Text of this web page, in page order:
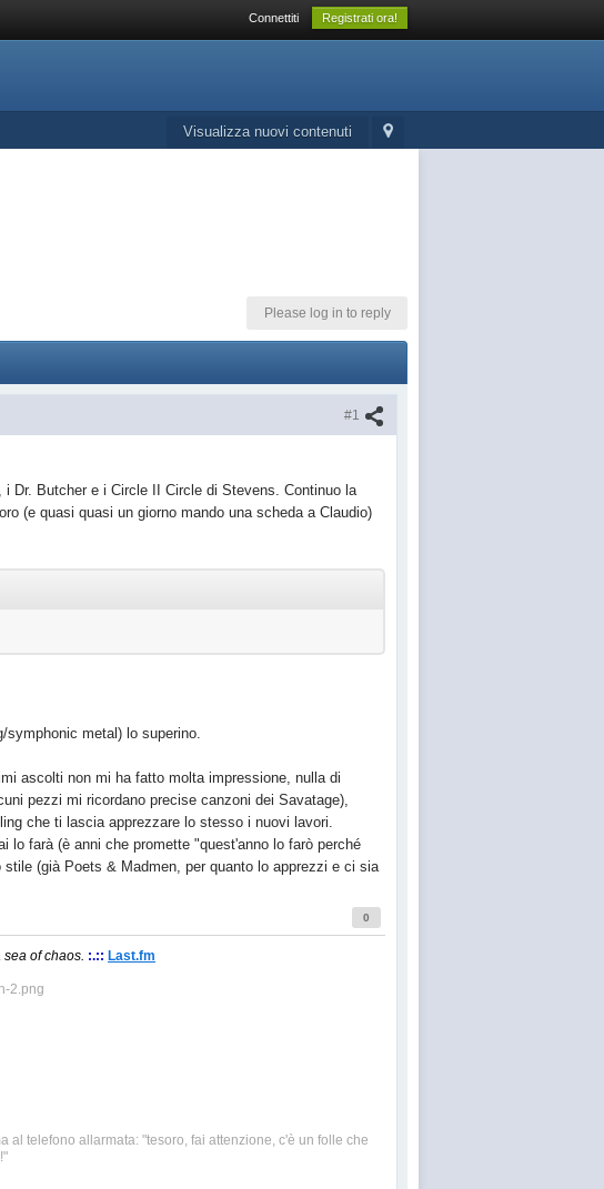
Connettiti Registrati ora!
Visualizza nuovi contenuti
Please log in to reply
#1
Dr. Butcher e i Circle II Circle di Stevens. Continuo la
(e quasi quasi un giorno mando una scheda a Claudio)
metal) lo superino.
ascolti non mi ha fatto molta impressione, nulla di
pezzi mi ricordano precise canzoni dei Savatage),
che ti lascia apprezzare lo stesso i nuovi lavori.
lo farà (è anni che promette "quest'anno lo farò perché
(già Poets & Madmen, per quanto lo apprezzi e ci sia
0
of chaos. :.:: Last.fm
telefono allarmata: "tesoro, fai attenzione, c'è un folle che